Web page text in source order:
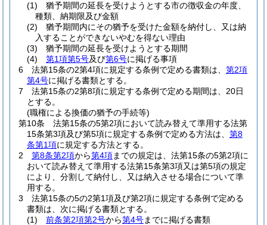
(1)
猶予期間の延長を受けようとする市の徴収金の年度、
種類、納期限及び金額
(2)
猶予期間内にその猶予を受けた金額を納付し、又は納
入することができないやむを得ない理由
(3)
猶予期間の延長を受けようとする期間
(4)
第1項第5号及び第6号に掲げる事項
6
法第15条の2第4項に規定する条例で定める書類は、 第2項
第4号に掲げる書類とする。
7
法第15条の2第8項に規定する条例で定める期間は、20日
とする。
(職権による換価の猶予の手続等)
第10条
法第15条の5第2項において読み替えて準用する法第
15条第3項及び第5項に規定する条例で定める方法は、 第8
条第1項に規定する方法とする。
2
第8条第2項から第4項までの規定は、法第15条の5第2項に
おいて読み替えて準用する法第15条第3項又は第5項の規定
により、分割して納付し、又は納入させる場合について準
用する。
3
法第15条の5の2第1項及び第2項に規定する条例で定める
書類は、次に掲げる書類とする。
(1)
前条第2項第2号から第4号までに掲げる書類